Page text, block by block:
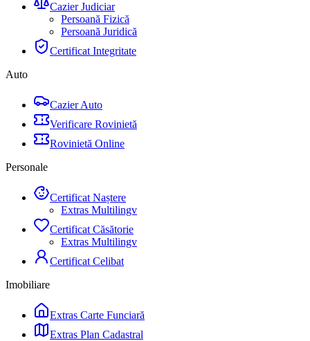
Cazier Judiciar
Persoană Fizică
Persoană Juridică
Certificat Integritate
Auto
Cazier Auto
Verificare Rovinietă
Rovinietă Online
Personale
Certificat Naștere
Extras Multilingv
Certificat Căsătorie
Extras Multilingv
Certificat Celibat
Imobiliare
Extras Carte Funciară
Extras Plan Cadastral